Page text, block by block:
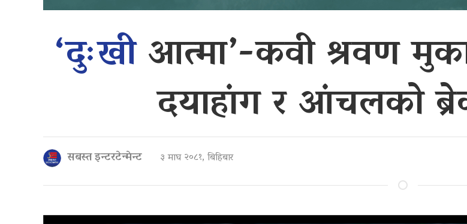
‘दुःखीआत्मा’-कवी श्रवण
दयाहांग र आंचलको
सबस्त इन्टरटेन्मेन्ट ३ माघ २०८१, बिहिबार